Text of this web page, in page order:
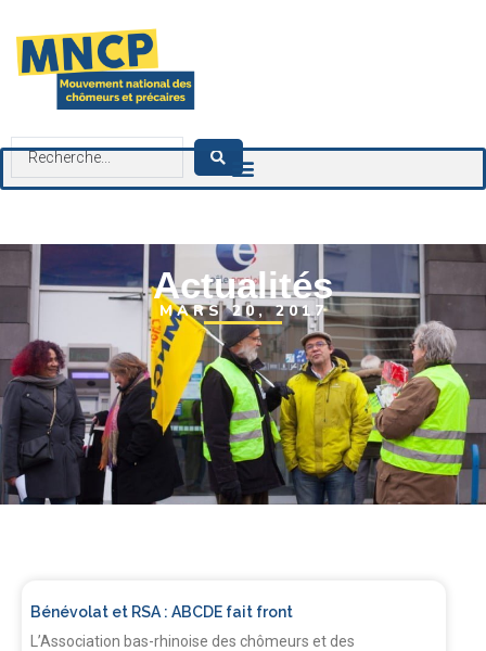
Actualités
MARS 20, 2017
Bénévolat et RSA : ABCDE fait front
L’Association bas-rhinoise des chômeurs et des